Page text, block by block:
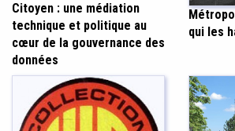
Citoyen : une médiation
technique et politique au
cœur de la gouvernance des
données
qui les